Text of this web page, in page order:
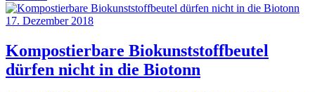
17. Dezember 2018
Kompostierbare Biokunststoffbeutel
dürfen nicht in die Biotonn